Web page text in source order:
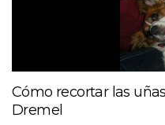
Cómo recortar las
Dremel